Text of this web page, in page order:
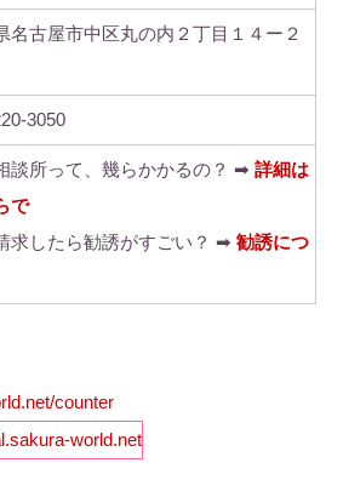
名古屋市中区丸の内２丁目１４ー２
3050
談所って、幾らかかるの？ ➡ 詳細は
で
求したら勧誘がすごい？ ➡ 勧誘につ
counter